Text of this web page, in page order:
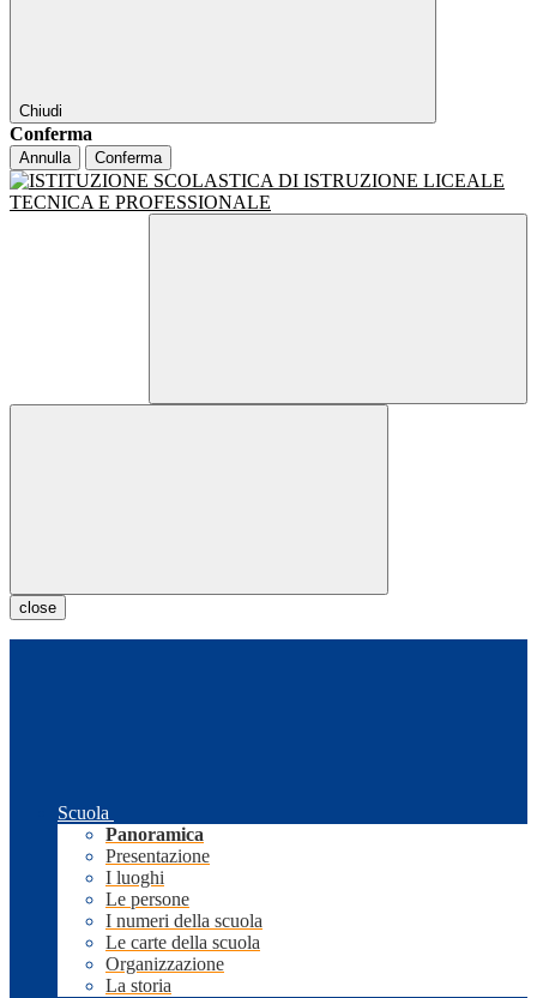
Chiudi
Conferma
Annulla Conferma
close
Scuola
Panoramica
Presentazione
I luoghi
Le persone
I numeri della scuola
Le carte della scuola
Organizzazione
La storia